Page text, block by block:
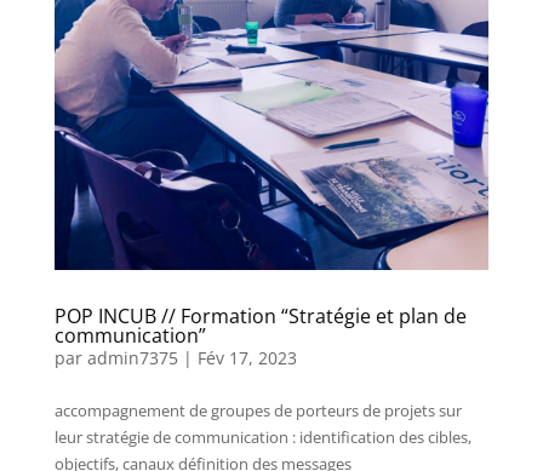
POP INCUB // Formation “Stratégie et plan de
communication”
par admin7375| Fév 17, 2023
accompagnement de groupes de porteurs de projets sur
leur stratégie de communication : identification des cibles,
objectifs, canaux définition des messages